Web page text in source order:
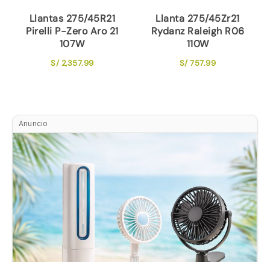
Anuncio
Llantas 275/45R21
Pirelli P-Zero Aro 21
107W
S/2,357.99
Llanta 275/45Zr21
Rydanz Raleigh R06
110W
S/757.99